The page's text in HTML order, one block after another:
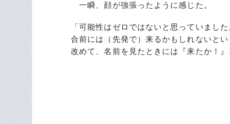
一瞬、顔が強張ったように感じた。
「可能性はゼロではないと思っていまし
合前には（先発で）来るかもしれないと
改めて、名前を見たときには『来たか！